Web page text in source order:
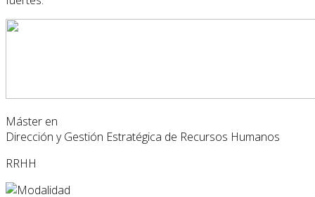
Máster en
Dirección y Gestión Estratégica de Recursos Humanos
RRHH